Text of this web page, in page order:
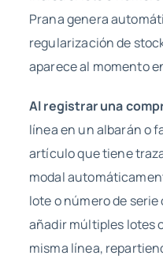
Prana genera
regularización de
aparece al momento
Al registrar una
línea en un albarán o
artículo que tiene
modal
lote o número de
añadir múltiples lotes
misma línea,